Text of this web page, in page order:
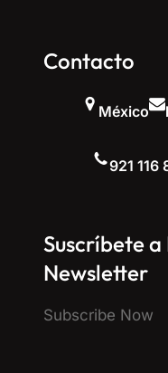
Contacto
México
921 116
Suscríbete a
Newsletter
Subscribe Now